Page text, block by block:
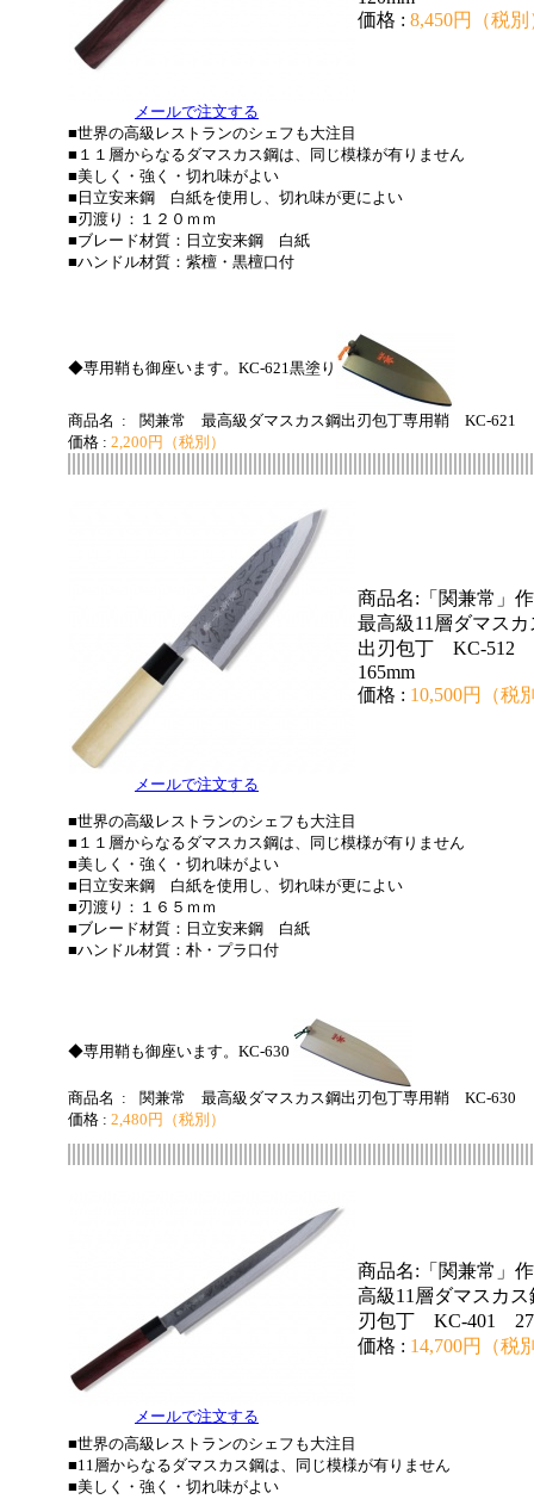
メールで注文する
価格 : 8,450円（税別
■世界の高級レストランのシェフも大注目
■１１層からなるダマスカス鋼は、同じ模様が有りません
■美しく・強く・切れ味がよい
■日立安来鋼 白紙を使用し、切れ味が更によい
■刃渡り：１２０ｍｍ
■ブレード材質：日立安来鋼 白紙
■ハンドル材質：紫檀・黒檀口付
◆専用鞘も御座います。KC-621黒塗り
商品名 :
関兼常 最高級ダマスカス鋼出刃包丁専用鞘 KC-621
価格 : 2,200円 （税別）
メールで注文する
商品名:「関兼常」作
最高級11層ダマスカ
出刃包丁 KC-512
165mm
価格 : 10,500円（税
■世界の高級レストランのシェフも大注目
■１１層からなるダマスカス鋼は、同じ模様が有りません
■美しく・強く・切れ味がよい
■日立安来鋼 白紙を使用し、切れ味が更によい
■刃渡り：１６５ｍｍ
■ブレード材質：日立安来鋼 白紙
■ハンドル材質：朴・プラ口付
◆専用鞘も御座います。KC-630
商品名 :
関兼常 最高級ダマスカス鋼出刃包丁専用鞘 KC-630
価格 : 2,480円（税別）
メールで注文する
商品名:「関兼常」
高級11層ダマスカス
刃包丁 KC-401
価格 : 14,700円（税
■世界の高級レストランのシェフも大注目
■11層からなるダマスカス鋼は、同じ模様が有りません
■美しく・強く・切れ味がよい